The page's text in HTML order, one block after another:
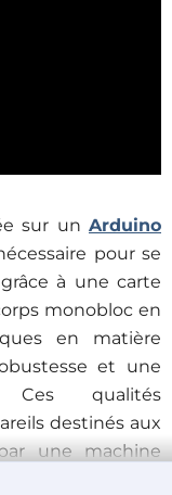
sur un Arduino
pour se
à une carte
monobloc en
en matière
et une
Ces qualités
destinés aux
une machine
exigeants,